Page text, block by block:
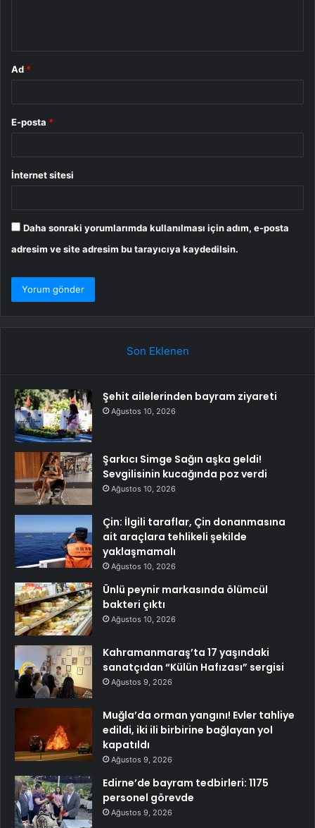
Ad *
E-posta *
İnternet sitesi
Daha sonraki yorumlarımda kullanılması için adım, e-posta
adresim ve site adresim bu tarayıcıya kaydedilsin.
Son Eklenen
Şehit ailelerinden bayram ziyareti
Ağustos 10, 2026
Şarkıcı Simge Sağın aşka geldi!
Sevgilisinin kucağında poz verdi
Ağustos 10, 2026
Çin: İlgili taraflar, Çin donanmasına
ait araçlara tehlikeli şekilde
yaklaşmamalı
Ağustos 10, 2026
Ünlü peynir markasında ölümcül
bakteri çıktı
Ağustos 10, 2026
Kahramanmaraş’ta 17 yaşındaki
sanatçıdan “Külün Hafızası” sergisi
Ağustos 9, 2026
Muğla’da orman yangını! Evler tahliye
edildi, iki ili birbirine bağlayan yol
kapatıldı
Ağustos 9, 2026
Edirne’de bayram tedbirleri: 1175
personel görevde
Ağustos 9, 2026